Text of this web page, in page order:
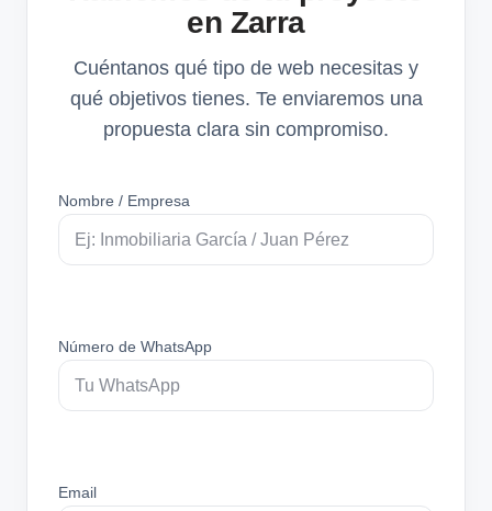
en Zarra
Cuéntanos qué tipo de web necesitas y
qué objetivos tienes. Te enviaremos una
propuesta clara sin compromiso.
Nombre / Empresa
Número de WhatsApp
Email